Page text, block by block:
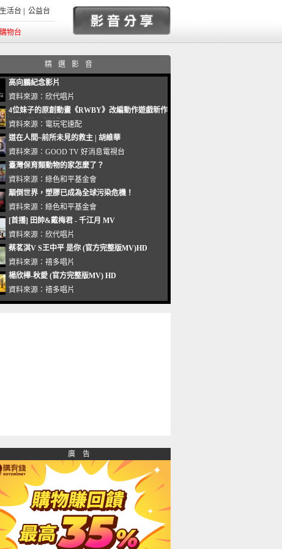
生活台 公益台
購物台
精選影音
高向鵬紀念影片
資料來源： 欣代唱片
4位妹子的原創動畫《RWBY》改編動作遊戲新作
曝光_電玩宅速配20221102
資料來源： 電玩宅速配
道在人間~前所未見的救主 | 胡維華
資料來源： GOOD TV 好消息電視台
臺灣保育類動物的家怎麼了？
資料來源： 綠色和平基金會
顛倒世界，塑膠已成為全球污染危機！
資料來源： 綠色和平基金會
[首播] 田帥&戴梅君 - 千江月 MV
資料來源： 欣代唱片
蔡茗淇V S王中平 是你 (官方完整版MV)HD
資料來源： 禧多唱片
楊欣樺-秋愛 (官方完整版MV) HD
資料來源： 禧多唱片
廣 告